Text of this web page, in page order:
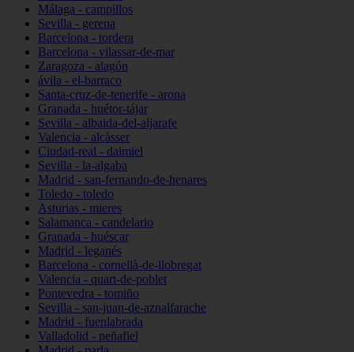
Málaga - campillos
Sevilla - gerena
Barcelona - tordera
Barcelona - vilassar-de-mar
Zaragoza - alagón
ávila - el-barraco
Santa-cruz-de-tenerife - arona
Granada - huétor-tájar
Sevilla - albaida-del-aljarafe
Valencia - alcàsser
Ciudad-real - daimiel
Sevilla - la-algaba
Madrid - san-fernando-de-henares
Toledo - toledo
Asturias - mieres
Salamanca - candelario
Granada - huéscar
Madrid - leganés
Barcelona - cornellà-de-llobregat
Valencia - quart-de-poblet
Pontevedra - tomiño
Sevilla - san-juan-de-aznalfarache
Madrid - fuenlabrada
Valladolid - peñafiel